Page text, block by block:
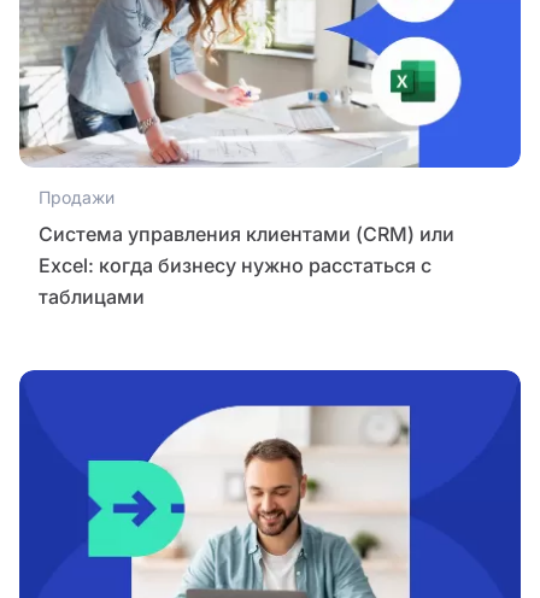
Продажи
Система управления клиентами (CRM) или
Excel: когда бизнесу нужно расстаться с
таблицами